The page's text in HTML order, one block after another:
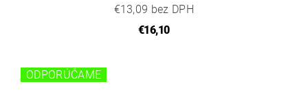
€13,09 bez DPH
€16,10
ODPORÚČAME